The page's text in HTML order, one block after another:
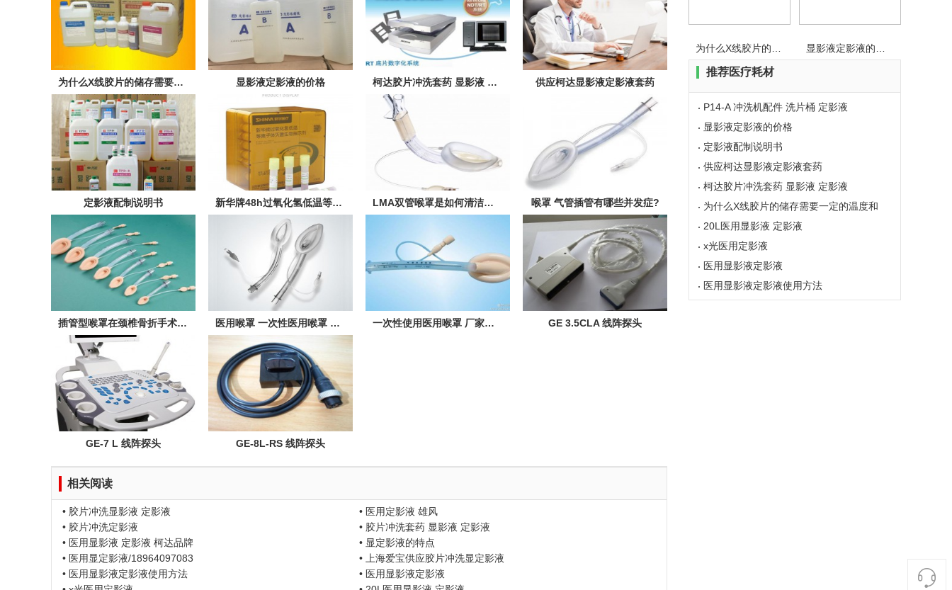
为什么X线胶片的储存需要一定的温度和湿度？ 显影液定影液的价格 柯达胶片冲洗套药 显影液 定影液 供应柯达显影液定影液套药
定影液配制说明书 新华牌48h过氧化氢低温等离子体灭菌生物指示剂 LMA双管喉罩是如何清洁和消毒 喉罩 气管插管有哪些并发症?
插管型喉罩在颈椎骨折手术中的应用 医用喉罩 一次性医用喉罩 双管喉罩价格 一次性使用医用喉罩 厂家直销 优质无菌医疗耗材 GE 3.5CLA 线阵探头
GE-7 L 线阵探头 GE-8L-RS 线阵探头
相关阅读
• 胶片冲洗显影液 定影液
• 医用定影液 雄风
• 胶片冲洗定影液
• 胶片冲洗套药 显影液 定影液
• 医用显影液 定影液 柯达品牌
• 显定影液的特点
• 医用显定影液/18964097083
• 上海爱宝供应胶片冲洗显定影液
• 医用显影液定影液使用方法
• 医用显影液定影液
推荐医疗耗材
P14-A 冲洗机配件 洗片桶 定影液
显影液定影液的价格
定影液配制说明书
供应柯达显影液定影液套药
柯达胶片冲洗套药 显影液 定影液
为什么X线胶片的储存需要一定的温度和
湿度？
20L医用显影液 定影液
x光医用定影液
医用显影液定影液
医用显影液定影液使用方法